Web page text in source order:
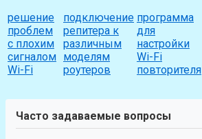
решение
проблем
с плохим
сигналом
Wi-Fi
подключение
репитера к
различным
моделям
роутеров
программа
для
настройки
Wi-Fi
повторителя
Часто задаваемые вопросы